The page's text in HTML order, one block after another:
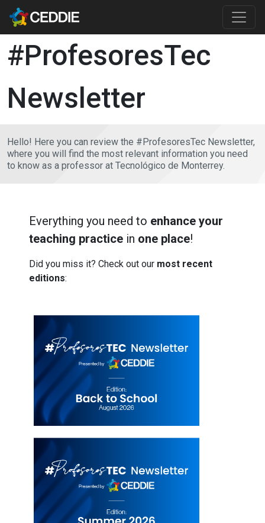
Skip to main content
#ProfesoresTec
Newsletter
Hello! Here you can review the #ProfesoresTec Newsletter,
where you will find the most relevant information you need
to know as a professor at Tecnológico de Monterrey.
Everything you need to enhance your
teaching practice in one place!
Did you miss it? Check out our most recent
editions: